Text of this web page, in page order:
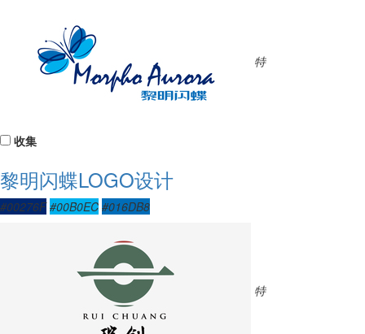
特
收集
黎明闪蝶LOGO设计
#00276F #00B0EC #016DB8
特